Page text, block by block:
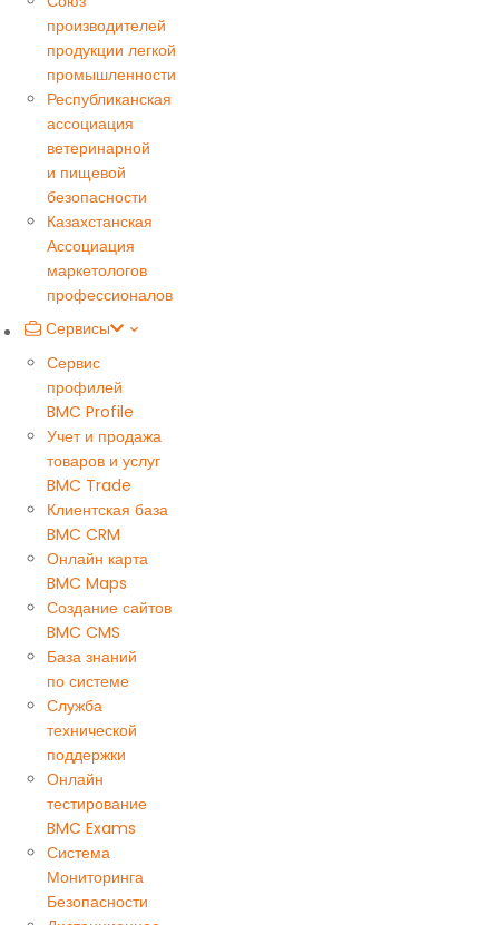
производителей
продукции легкой
промышленности
Республиканская
ассоциация
ветеринарной
и пищевой
безопасности
Казахстанская
Ассоциация
маркетологов
профессионалов
Сервисы
Сервис
профилей
BMC Profile
Учет и продажа
товаров и услуг
BMC Trade
Клиентская база
BMC CRM
Онлайн карта
BMC Maps
Создание сайтов
BMC CMS
База знаний
по системе
Служба
технической
поддержки
Онлайн
тестирование
BMC Exams
Система
Мониторинга
Безопасности